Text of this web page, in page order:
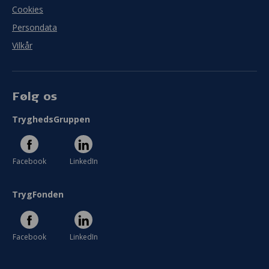
Cookies
Persondata
Vilkår
Følg os
TryghedsGruppen
Facebook LinkedIn
TrygFonden
Facebook LinkedIn